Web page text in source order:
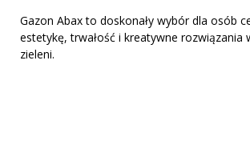
Gazon Abax to doskonały wybór dla osób
estetykę, trwałość i kreatywne rozwiązania
zieleni.